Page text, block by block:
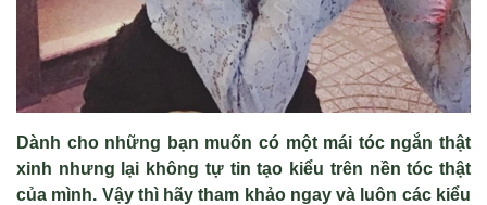
Dành cho những bạn muốn có một mái tóc ngắn thật
xinh nhưng lại không tự tin tạo kiểu trên nền tóc thật
của mình. Vậy thì hãy tham khảo ngay và luôn các kiểu